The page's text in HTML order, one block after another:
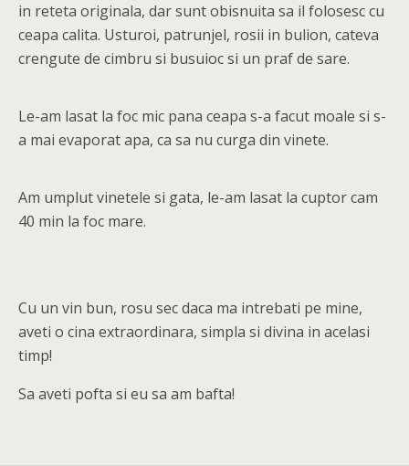
in reteta originala, dar sunt obisnuita sa il folosesc cu
ceapa calita. Usturoi, patrunjel, rosii in bulion, cateva
crengute de cimbru si busuioc si un praf de sare.
Le-am lasat la foc mic pana ceapa s-a facut moale si s-
a mai evaporat apa, ca sa nu curga din vinete.
Am umplut vinetele si gata, le-am lasat la cuptor cam
40 min la foc mare.
Cu un vin bun, rosu sec daca ma intrebati pe mine,
aveti o cina extraordinara, simpla si divina in acelasi
timp!
Sa aveti pofta si eu sa am bafta!